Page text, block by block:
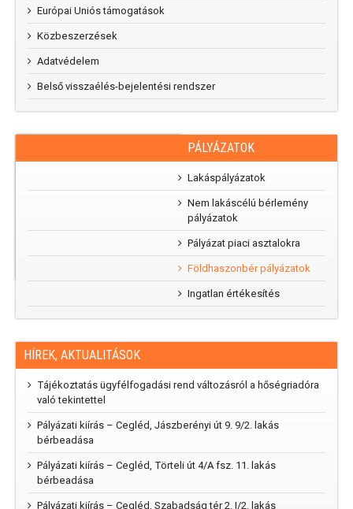
Európai Uniós támogatások
Közbeszerzések
Adatvédelem
Belső visszaélés-bejelentési rendszer
parkunk, mi
PÁLYÁZATOK
Lakáspályázatok
Nem lakáscélú bérlemény
pályázatok
Pályázat piaci asztalokra
Földhaszonbér pályázatok
Ingatlan értékesítés
HÍREK, AKTUALITÁSOK
Tájékoztatás ügyfélfogadási rend változásról a hőségriadóra
való tekintettel
Pályázati kiírás – Cegléd, Jászberényi út 9. 9/2. lakás
bérbeadása
Pályázati kiírás – Cegléd, Törteli út 4/A fsz. 11. lakás
bérbeadása
Pályázati kiírás – Cegléd, Szabadság tér 2. I/2. lakás